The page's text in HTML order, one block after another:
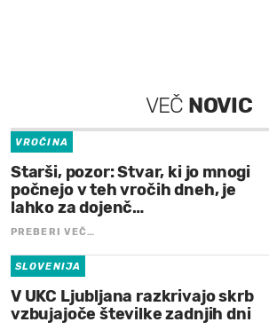
VEČ NOVIC
VROČINA
Starši, pozor: Stvar, ki jo mnogi
počnejo v teh vročih dneh, je
lahko za dojenč…
PREBERI VEČ…
SLOVENIJA
V UKC Ljubljana razkrivajo skrb
vzbujajoče številke zadnjih dni